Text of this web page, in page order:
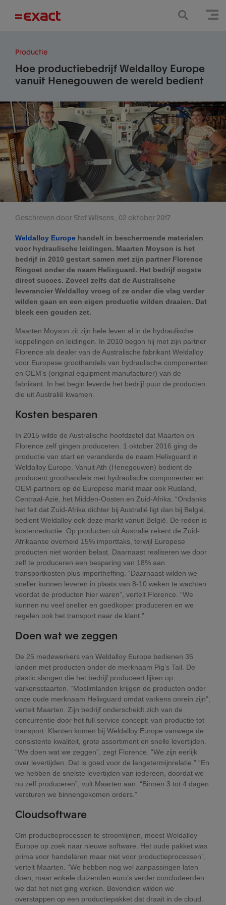
Productie
Hoe productiebedrijf Weldalloy Europe
vanuit Henegouwen de wereld bedient
Geschreven door Stef Wilsens 02 oktober 2017
Weldalloy Europe handelt in beschermende materialen
voor hydraulische leidingen. Maarten Moyson is het
bedrijf in 2010 gestart samen met zijn partner Florence
Ringoet onder de naam Helixguard. Het bedrijf oogste
direct succes. Zoveel zelfs dat de Australische
leverancier Weldalloy vroeg of ze onder die vlag verder
wilden gaan en een eigen productie wilden draaien. Dat
bleek een gouden zet.
Maarten Moyson zit zijn hele leven al in de hydraulische
koppelingen en leidingen. In 2010 begon hij met zijn partner
Florence als dealer van de Australische fabrikant Weldalloy
voor Europese groothandels van hydraulische componenten
en OEM’s (original equipment manufacturer) van de
fabrikant. In het begin leverde het bedrijf puur de producten
die uit Australië kwamen.
Kosten besparen
In 2015 wilde de Australische hoofdzetel dat Maarten en
Florence zelf gingen produceren. 1 oktober 2016 ging de
productie van start en veranderde de naam Helixguard in
Weldalloy Europe. Vanuit Ath (Henegouwen) bedient de
producent groothandels met hydraulische componenten en
OEM-partners op de Europese markt maar ook Rusland,
Centraal-Azië, het Midden-Oosten en Zuid-Afrika. “Ondanks
het feit dat Zuid-Afrika dichter bij Australië ligt dan bij België,
bedient Weldalloy ook deze markt vanuit België. De reden is
kostenreductie. Op producten uit Australië rekent de Zuid-
Afrikaanse overheid 15% importtaks, terwijl Europese
producten niet worden belast. Daarnaast realiseren we door
zelf te produceren een besparing van 18% aan
transportkosten plus importheffing. “Daarnaast wilden we
sneller kunnen leveren in plaats van 8-10 weken te wachten
voordat de producten hier waren”, vertelt Florence. “We
kunnen nu veel sneller en goedkoper produceren en we
regelen ook het transport naar de klant.”
Doen wat wezeggen
De 25 medewerkers van Weldalloy Europe bedienen 35
landen met producten onder de merknaam Pig’s Tail. De
plastic slangen die het bedrijf produceert lijken op
varkensstaarten. “Moslimlanden krijgen de producten onder
onze oude merknaam Helixguard omdat varkens onrein zijn”,
vertelt Maarten. Zijn bedrijf onderscheidt zich van de
concurrentie door het full service concept: van productie tot
transport. Klanten komen bij Weldalloy Europe vanwege de
consistente kwaliteit, grote assortiment en snelle levertijden.
“We doen wat we zeggen”, zegt Florence. “We zijn eerlijk
over levertijden. Dat is goed voor de langetermijnrelatie.” “En
we hebben de snelste levertijden van iedereen, doordat we
nu zelf produceren”, vult Maarten aan. “Binnen 3 tot 4 dagen
versturen we binnengekomen orders.”
Cloudsoftware
Om productieprocessen te stroomlijnen, moest Weldalloy
Europe op zoek naar nieuwe software. Het oude pakket was
prima voor handelaren maar niet voor productieprocessen”,
vertelt Maarten. “We hebben nog wel aanpassingen laten
doen, maar enkele duizenden euro’s verder concludeerden
we dat het niet ging werken. Bovendien wilden we
overstappen op een productiepakket dat draait in de cloud.